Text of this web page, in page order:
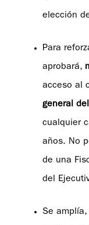
elección
Para
aprobará,
acceso al
general
cualquier
años. No
de una
del
Se